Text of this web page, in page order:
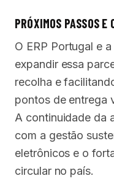
PRÓXIMOS PASSOS
O ERP Portugal e
expandir essa
recolha e
pontos de entrega
A continuidade da
com a gestão
eletrônicos e o
circular no país.